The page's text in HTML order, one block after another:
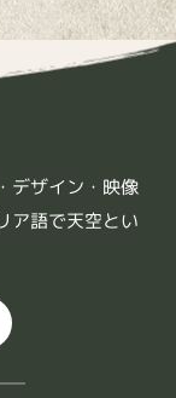
デザイン・映像
ア語で天空とい